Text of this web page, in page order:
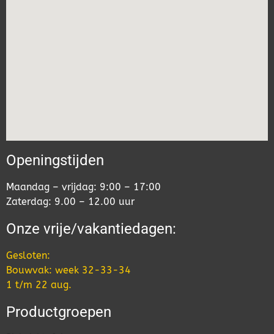
Openingstijden
Maandag – vrijdag: 9:00 – 17:00
Zaterdag: 9.00 – 12.00 uur
Onze vrije/vakantiedagen:
Gesloten:
Bouwvak: week 32-33-34
1 t/m 22 aug.
Productgroepen